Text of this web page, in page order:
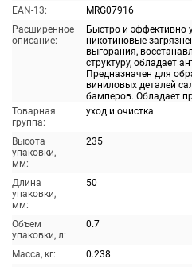
EAN-13:
MRG07916
Расширенное
описание:
Быстро и эффективно
никотиновые
выгорания,
структуру, обладает
Предназначен для
виниловых деталей
бамперов. Обладает
Товарная
группа:
уход и очистка
Высота
упаковки,
мм:
235
Длина
упаковки,
мм:
50
Объем
упаковки, л:
0.7
Масса, кг:
0.238